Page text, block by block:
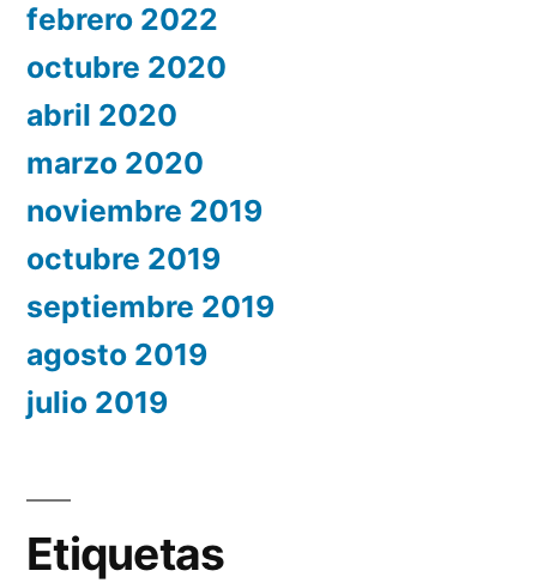
febrero 2022
octubre 2020
abril 2020
marzo 2020
noviembre 2019
octubre 2019
septiembre 2019
agosto 2019
julio 2019
Etiquetas